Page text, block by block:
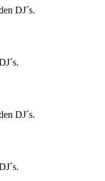
DJ´s.
DJ´s.